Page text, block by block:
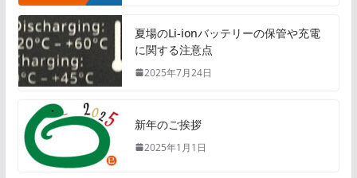
夏場のLi-ionバッテリーの保管や充電
に関する注意点
2025年7月24日
新年のご挨拶
2025年1月1日